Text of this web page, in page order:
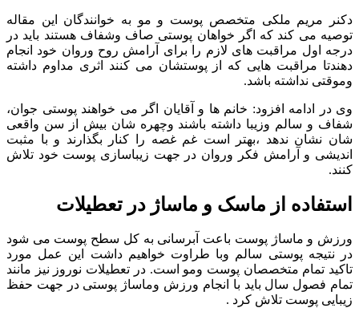
دکنر مریم ملکی متخصص پوست و مو به خوانندگان این مقاله
توصیه می کند که اگر خواهان پوستی صاف وشفاف هستند باید در
درجه اول مراقبت های لازم را برای آرامش روح وروان خود انجام
دهندتا مراقبت هایی که از پوستشان می کنند اثری مداوم داشته
وموقتی نداشته باشد.
وی در ادامه افزود: خانم ها و آقایان اگر می خواهند پوستی جوان،
شفاف و سالم وزیبا داشته باشند وچهره شان بیش از سن واقعی
شان نشان ندهد ،بهتر است غم غصه را کنار بگذارند و با مثبت
اندیشی و آرامش فکر وروان در جهت زیباسازی پوست خود تلاش
کنند.
استفاده از ماسک و ماساژ در تعطیلات
ورزش و ماساژ پوست باعت آبرسانی به کل سطح پوست می شود
در نتیجه پوستی سالم وبا طراوت خواهیم داشت این عمل مورد
تاکید تمام متخصصان پوست ومو است. در تعطیلات نوروز نیز مانند
تمام فصول سال باید با انجام ورزش وماساژ پوستی در جهت حفظ
زیبایی پوست تلاش کرد .